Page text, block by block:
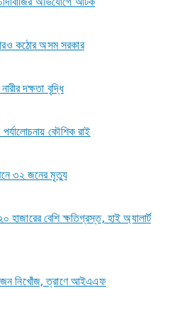
কঠোর অসম সরকার
দক্ষতা বৃদ্ধি
কৌশিক রাই
৩২ জনের মৃত্যু
বেশি ক্ষতিগ্রস্ত, হাই অ্যালার্ট
নিখোঁজ, ত্রাণে আইএএফ